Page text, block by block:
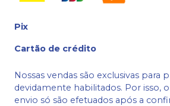
Pix
Cartão de crédito
Nossas vendas são exclusivas para
devidamente habilitados. Por isso,
envio só são efetuados após a